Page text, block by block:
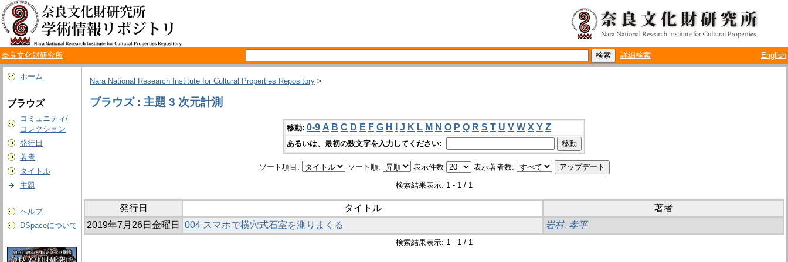
奈良文化財研究所 詳細検索 English
ホーム
ブラウズ
コミュニティ/
コレクション
発行日
著者
タイトル
主題
ヘルプ
DSpaceについて
Nara National Research Institute for Cultural Properties Repository >
ブラウズ : 主題 3 次元計測
移動: 0-9 A B C D E F G H J K L M N O P Q R S T U V W X Y Z
あるいは、最初の数文字を入力してください:
ソート項目: ソート順: 表示件数 表示著者数:
検索結果表示: 1 - 1 / 1
発行日 タイトル
著者
2019年7月26日金曜日
004 スマホで横穴式石室を測りまくる 岩村, 孝平
検索結果表示: 1 - 1 / 1